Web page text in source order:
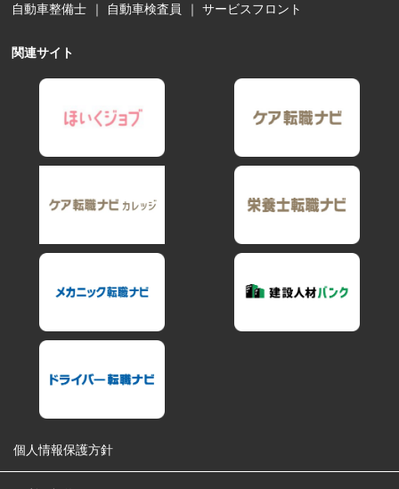
自動車整備士 ｜ 自動車検査員 ｜サービスフロント
関連サイト
個人情報保護方針